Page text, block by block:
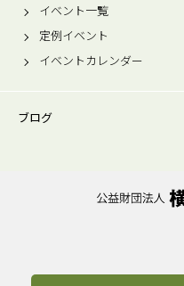
イベント一覧
定例イベント
イベントカレンダー
ブログ